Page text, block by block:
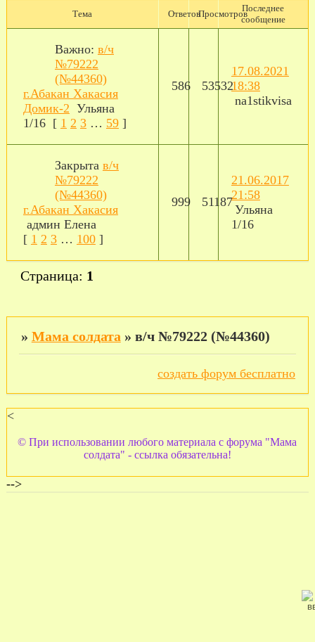
Тема ОтветовПросмотров
Последнее
сообщение
Важно: в/ч
№79222
(№44360)
г.Абакан Хакасия
Домик-2 Ульяна
1/16 [ 1 2 3 … 59 ]
586 53532
17.08.2021
18:38
na1stikvisa
Закрыта в/ч
№79222
(№44360)
г.Абакан Хакасия
админ Елена
[ 1 2 3 … 100 ]
999 51187
21.06.2017
21:58
Ульяна
1/16
Страница: 1
» Мама солдата » в/ч №79222 (№44360)
создать форум бесплатно
<
© При использовании любого материала с форума "Мама
солдата" - ссылка обязательна!
-->